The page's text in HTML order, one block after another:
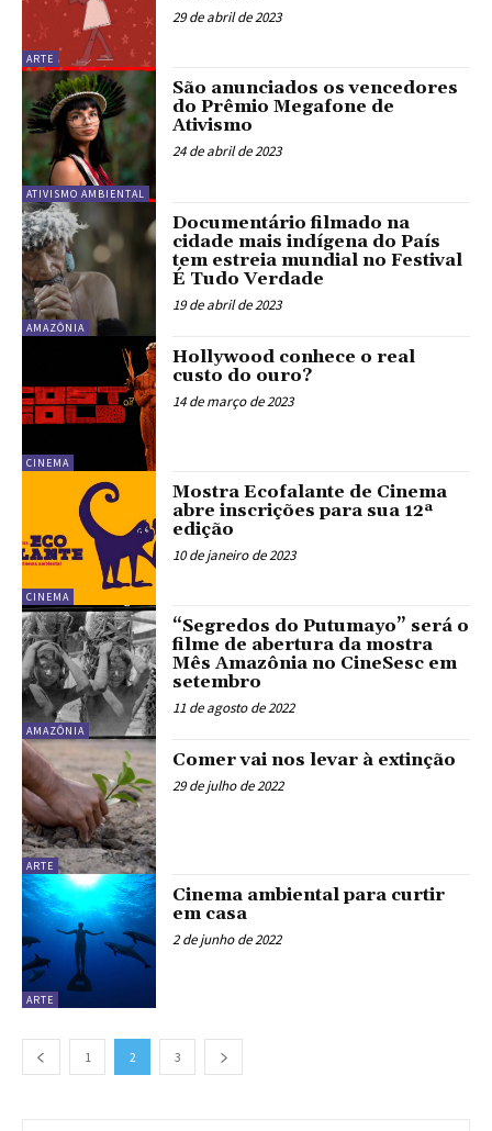
ARTE
29 de abril de 2023
ATIVISMO AMBIENTAL
São anunciados os vencedores
do Prêmio Megafone de
Ativismo
24 de abril de 2023
AMAZÔNIA
Documentário filmado na
cidade mais indígena do País
tem estreia mundial no Festival
É Tudo Verdade
19 de abril de 2023
CINEMA
Hollywood conhece o real
custo do ouro?
14 de março de 2023
CINEMA
Mostra Ecofalante de Cinema
abre inscrições para sua 12ª
edição
10 de janeiro de 2023
AMAZÔNIA
“Segredos do Putumayo” será o
filme de abertura da mostra
Mês Amazônia no CineSesc em
setembro
11 de agosto de 2022
ARTE
Comer vai nos levar à extinção
29 de julho de 2022
ARTE
Cinema ambiental para curtir
em casa
2 de junho de 2022
1 2 3